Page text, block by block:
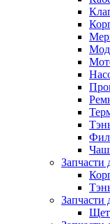
Запчасти
Запчасти